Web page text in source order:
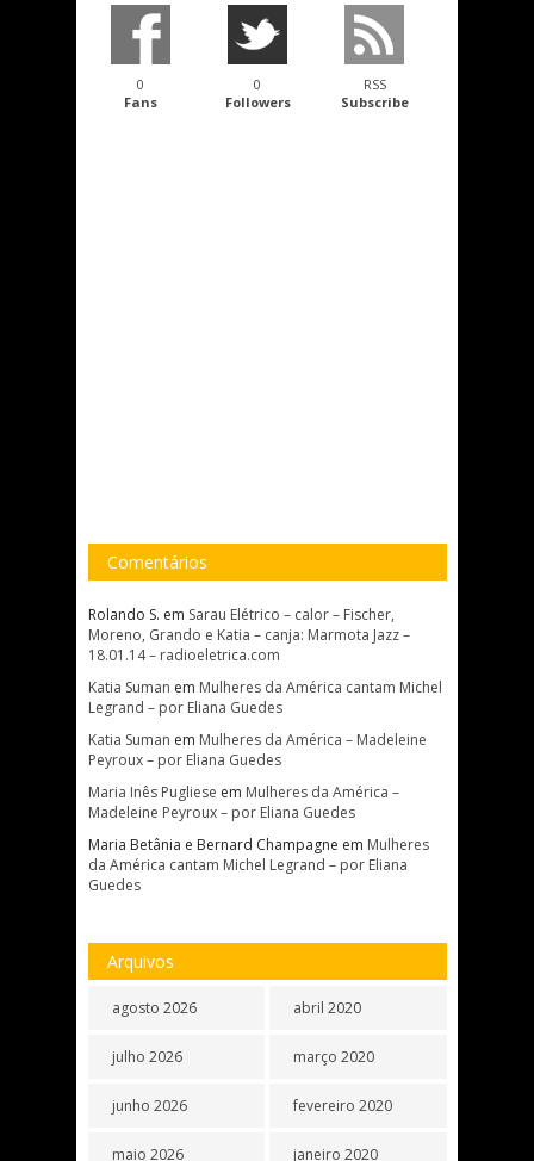
0
Fans
0
Followers
RSS
Subscribe
Comentários
Rolando S. em Sarau Elétrico – calor – Fischer,
Moreno, Grando e Katia – canja: Marmota Jazz –
18.01.14 – radioeletrica.com
Katia Suman em Mulheres da América cantam Michel
Legrand – por Eliana Guedes
Katia Suman em Mulheres da América – Madeleine
Peyroux – por Eliana Guedes
Maria Inês Pugliese em Mulheres da América –
Madeleine Peyroux – por Eliana Guedes
Maria Betânia e Bernard Champagne em Mulheres
da América cantam Michel Legrand – por Eliana
Guedes
Arquivos
agosto 2026
julho 2026
junho 2026
maio 2026
abril 2020
março 2020
fevereiro 2020
janeiro 2020